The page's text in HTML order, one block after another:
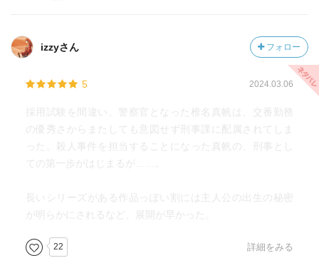
izzyさん フォロー
5 2024.03.06
採用試験を間違い、警察官となった椎名真帆は、交番勤務
の優秀さからまたしても意図せず刑事課に配属されてしま
った。殺人事件を担当することになった真帆の、刑事とし
ての第一歩がはじまるが……。
長いシリーズがある作品っぽい割には主人公の出生の秘密
が明らかにされるなど、展開が早かった。
22 詳細をみる